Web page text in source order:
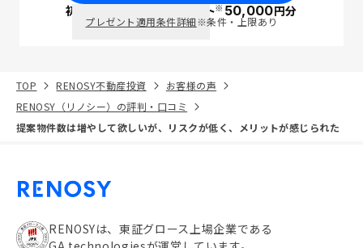
初回面談で ポイント※50,000円分
プレゼント適用条件詳細※条件・上限あり
TOP RENOSY不動産投資
お客様の声
RENOSY（リノシー）の評判・口コミ
提案物件数は増やして欲しいが、リスクが低く、メリットが感じられた
RENOSYは、東証グロース上場企業である